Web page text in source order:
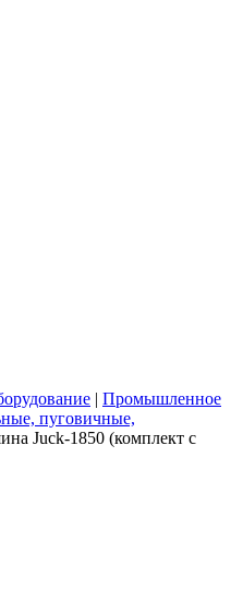
| Промышленное
пуговичные,
Juck-1850 (комплект с